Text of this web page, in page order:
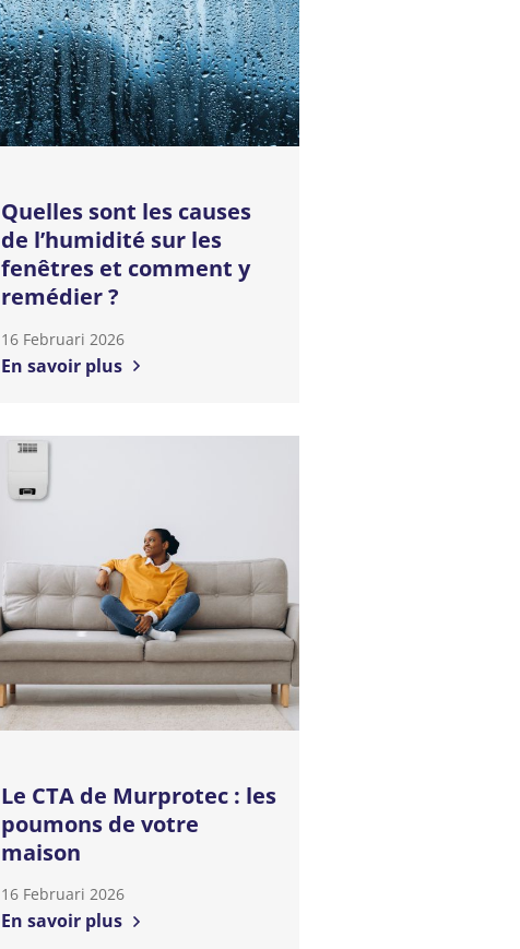
Quelles sont les causes
de l’humidité sur les
fenêtres et comment y
remédier ?
16 Februari 2026
En savoir plus
Le CTA de Murprotec : les
poumons de votre
maison
16 Februari 2026
En savoir plus